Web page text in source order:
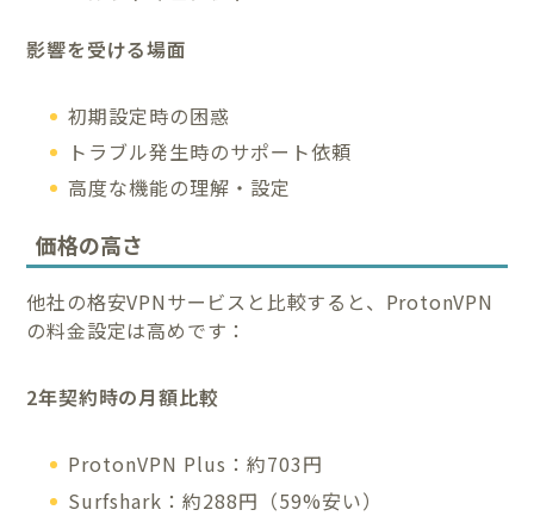
影響を受ける場面
初期設定時の困惑
トラブル発生時のサポート依頼
高度な機能の理解・設定
価格の高さ
他社の格安VPNサービスと比較すると、ProtonVPN
の料金設定は高めです：
2年契約時の月額比較
ProtonVPN Plus：約703円
Surfshark：約288円（59%安い）